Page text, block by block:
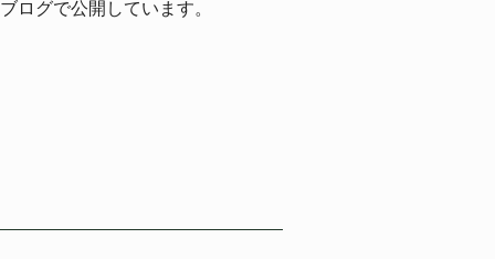
ログで公開しています。